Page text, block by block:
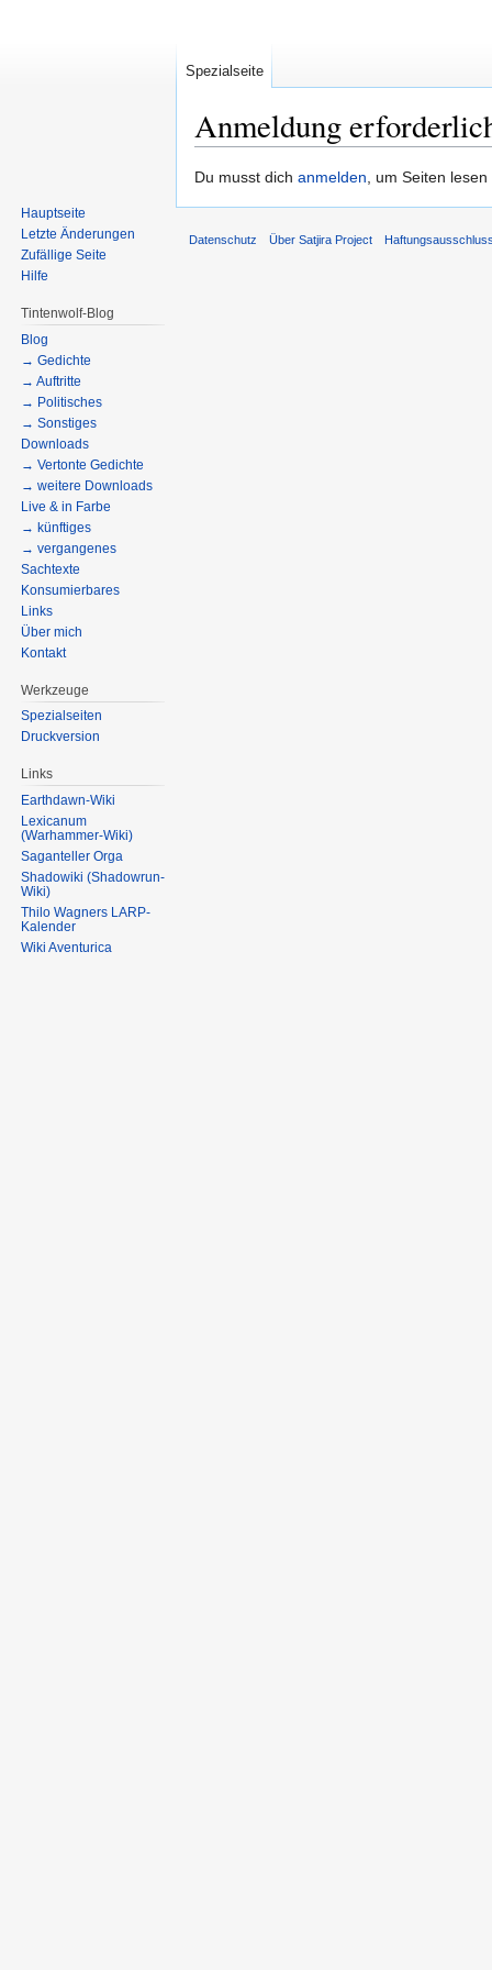
Anmeldung
Zur
Zur
Du musst dich anmelden, um Seiten
Spezialseite
Hauptseite
Letzte Änderungen
Zufällige Seite
Hilfe
Tintenwolf-Blog
Blog
→ Gedichte
→ Auftritte
→ Politisches
→ Sonstiges
Downloads
→ Vertonte Gedichte
→ weitere Downloads
Live & in Farbe
→ künftiges
→ vergangenes
Sachtexte
Konsumierbares
Links
Über mich
Kontakt
Werkzeuge
Spezialseiten
Druckversion
Links
Earthdawn-Wiki
Lexicanum
(Warhammer-Wiki)
Saganteller Orga
Shadowiki (Shadowrun-
Wiki)
Thilo Wagners LARP-
Kalender
Wiki Aventurica
Datenschutz Über Satjira Project